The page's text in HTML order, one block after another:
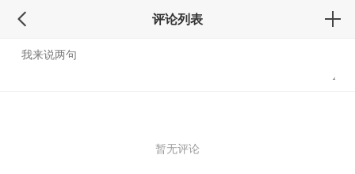
评论列表
暂无评论